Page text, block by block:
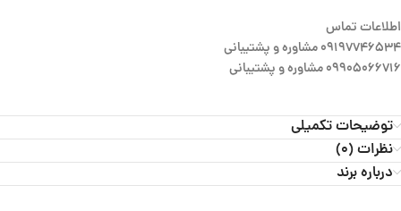
اطلاعات تماس
09197746534 مشاوره و پشتیبانی
09905066716 مشاوره و پشتیبانی
توضیحات تکمیلی
نظرات (0)
درباره برند